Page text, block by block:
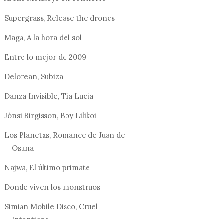
Supergrass, Release the drones
Maga, A la hora del sol
Entre lo mejor de 2009
Delorean, Subiza
Danza Invisible, Tía Lucía
Jónsi Birgisson, Boy Lilikoi
Los Planetas, Romance de Juan de
Osuna
Najwa, El último primate
Donde viven los monstruos
Simian Mobile Disco, Cruel